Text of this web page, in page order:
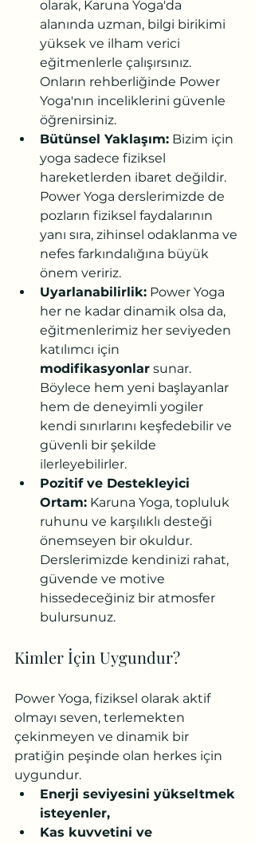
olarak, Karuna Yoga'da
alanında uzman, bilgi birikimi
yüksek ve ilham verici
eğitmenlerle çalışırsınız.
Onların rehberliğinde Power
Yoga'nın inceliklerini güvenle
öğrenirsiniz.
Bütünsel Yaklaşım: Bizim için
yoga sadece fiziksel
hareketlerden ibaret değildir.
Power Yoga derslerimizde de
pozların fiziksel faydalarının
yanı sıra, zihinsel odaklanma ve
nefes farkındalığına büyük
önem veririz.
Uyarlanabilirlik: Power Yoga
her ne kadar dinamik olsa da,
eğitmenlerimiz her seviyeden
katılımcı için
modifikasyonlar sunar.
Böylece hem yeni başlayanlar
hem de deneyimli yogiler
kendi sınırlarını keşfedebilir ve
güvenli bir şekilde
ilerleyebilirler.
Pozitif ve Destekleyici
Ortam: Karuna Yoga, topluluk
ruhunu ve karşılıklı desteği
önemseyen bir okuldur.
Derslerimizde kendinizi rahat,
güvende ve motive
hissedeceğiniz bir atmosfer
bulursunuz.
Kimler İçin Uygundur?
Power Yoga, fiziksel olarak aktif
olmayı seven, terlemekten
çekinmeyen ve dinamik bir
pratiğin peşinde olan herkes için
uygundur.
Enerji seviyesini yükseltmek
isteyenler,
Kas kuvvetini ve